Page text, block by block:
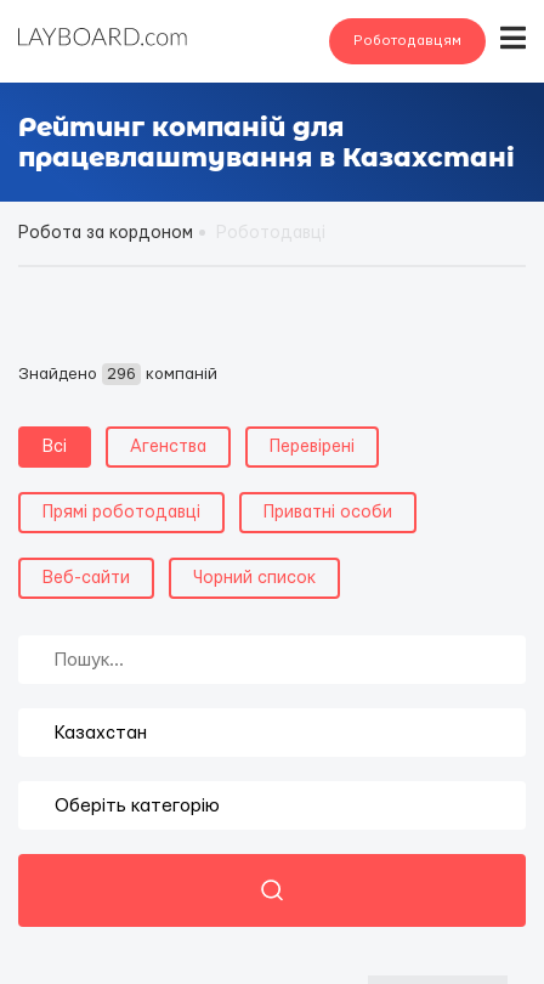
Роботодавцям
Рейтинг компаній для
працевлаштування в Казахстані
Робота за кордоном
Знайдено 296 компаній
Всі Агенства Перевірені
Прямі роботодавці Приватні особи
Веб-сайти Чорний список